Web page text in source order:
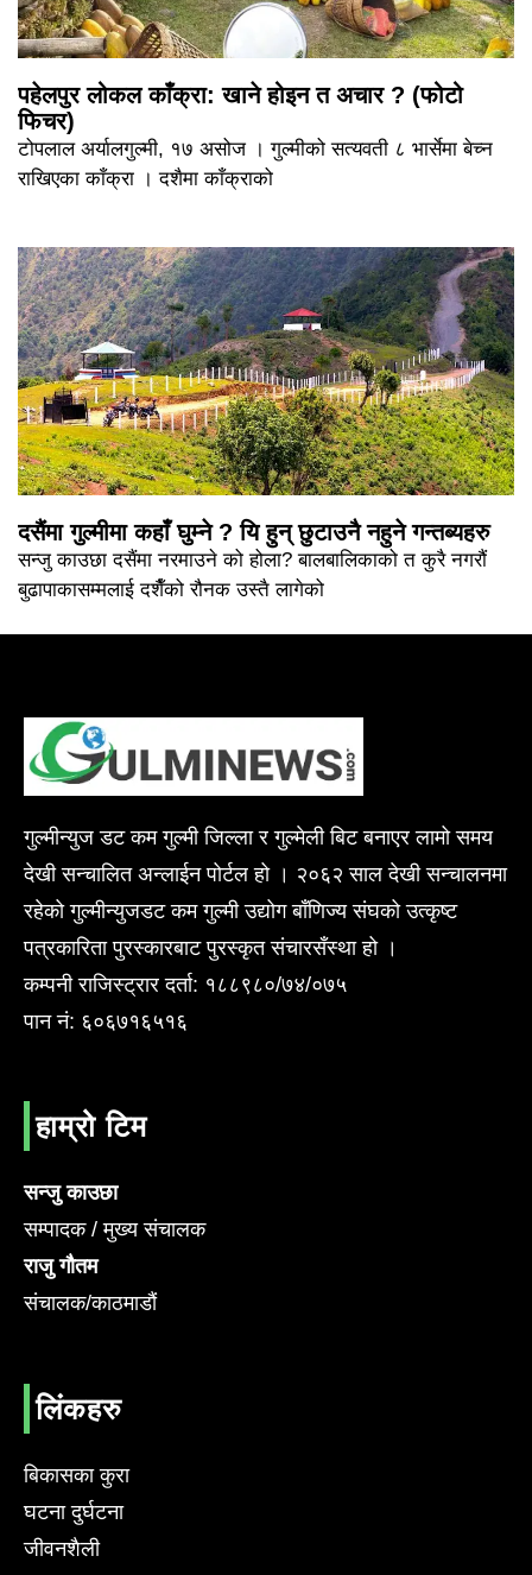
पहेलपुर लोकल काँक्रा: खाने होइन त अचार ? (फोटो
फिचर)
टोपलाल अर्यालगुल्मी, १७ असोज । गुल्मीको सत्यवती ८ भार्सेमा बेच्न
राखिएका काँक्रा । दशैमा काँक्राको
दसैंमा गुल्मीमा कहाँ घुम्ने ? यि हुन् छुटाउनै नहुने गन्तब्यहरु
सन्जु काउछा दसैंमा नरमाउने को होला? बालबालिकाको त कुरै नगरौं
बुढापाकासम्मलाई दशैँको रौनक उस्तै लागेको
गुल्मीन्युज डट कम गुल्मी जिल्ला र गुल्मेली बिट बनाएर लामो समय
देखी सन्चालित अन्लाईन पोर्टल हो । २०६२ साल देखी सन्चालनमा
रहेको गुल्मीन्युजडट कम गुल्मी उद्योग बाँणिज्य संघको उत्कृष्ट
पत्रकारिता पुरस्कारबाट पुरस्कृत संचारसँस्था हो ।
कम्पनी राजिस्ट्रार दर्ता: १८८९८०/७४/०७५
पान नं: ६०६७१६५१६
हाम्रो टिम
सन्जु काउछा
सम्पादक / मुख्य संचालक
राजु गौतम
संचालक/काठमाडौं
लिंकहरु
बिकासका कुरा
घटना दुर्घटना
जीवनशैली